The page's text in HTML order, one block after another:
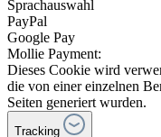
Sprachauswahl
PayPal
Google Pay
Mollie Payment:
Dieses Cookie wird
die von einer einzelnen
Seiten generiert wurden.
Tracking